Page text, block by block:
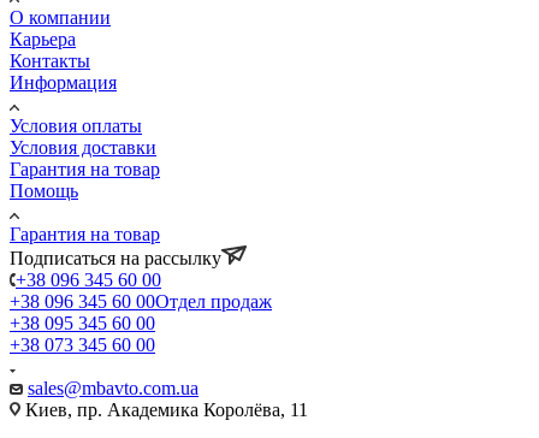
О компании
Карьера
Контакты
Информация
Условия оплаты
Условия доставки
Гарантия на товар
Помощь
Гарантия на товар
Подписаться на рассылку
+38 096 345 60 00
+38 096 345 60 00Отдел продаж
+38 095 345 60 00
+38 073 345 60 00
sales@mbavto.com.ua
Киев, пр. Академика Королёва, 11